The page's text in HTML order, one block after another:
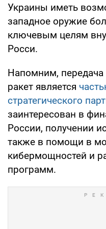
Украины иметь
западное оружие
ключевым целям
Росси.
Напомним,
ракет является
стратегического
заинтересован в
России, получении
также в помощи в
кибермощностей и
программ.